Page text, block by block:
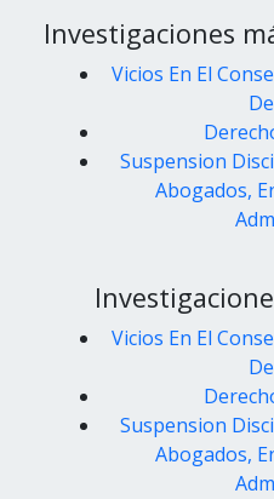
Investigaciones
Vicios En El
Suspension
Abogados,
Vicios En El
Suspension
Abogados,